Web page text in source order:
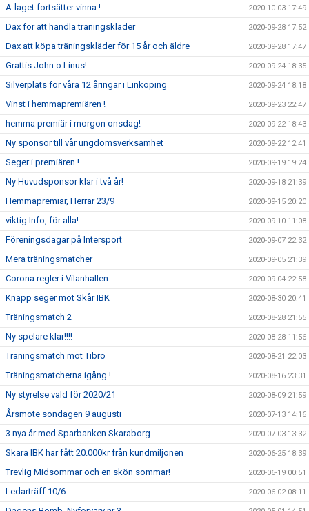
A-laget fortsätter vinna ! 2020-10-03 17:49
Dax för att handla träningskläder 2020-09-28 17:52
Dax att köpa träningskläder för 15 år och äldre 2020-09-28 17:47
Grattis John o Linus! 2020-09-24 18:35
Silverplats för våra 12 åringar i Linköping 2020-09-24 18:18
Vinst i hemmapremiären ! 2020-09-23 22:47
hemma premiär i morgon onsdag! 2020-09-22 18:43
Ny sponsor till vår ungdomsverksamhet 2020-09-22 12:41
Seger i premiären ! 2020-09-19 19:24
Ny Huvudsponsor klar i två år! 2020-09-18 21:39
Hemmapremiär, Herrar 23/9 2020-09-15 20:20
viktig Info, för alla! 2020-09-10 11:08
Föreningsdagar på Intersport 2020-09-07 22:32
Mera träningsmatcher 2020-09-05 21:39
Corona regler i Vilanhallen 2020-09-04 22:58
Knapp seger mot Skår IBK 2020-08-30 20:41
Träningsmatch 2 2020-08-28 21:55
Ny spelare klar!!!! 2020-08-28 11:56
Träningsmatch mot Tibro 2020-08-21 22:03
Träningsmatcherna igång ! 2020-08-16 23:31
Ny styrelse vald för 2020/21 2020-08-09 21:59
Årsmöte söndagen 9 augusti 2020-07-13 14:16
3 nya år med Sparbanken Skaraborg 2020-07-03 13:32
Skara IBK har fått 20.000kr från kundmiljonen 2020-06-25 18:39
Trevlig Midsommar och en skön sommar! 2020-06-19 00:51
Ledarträff 10/6 2020-06-02 08:11